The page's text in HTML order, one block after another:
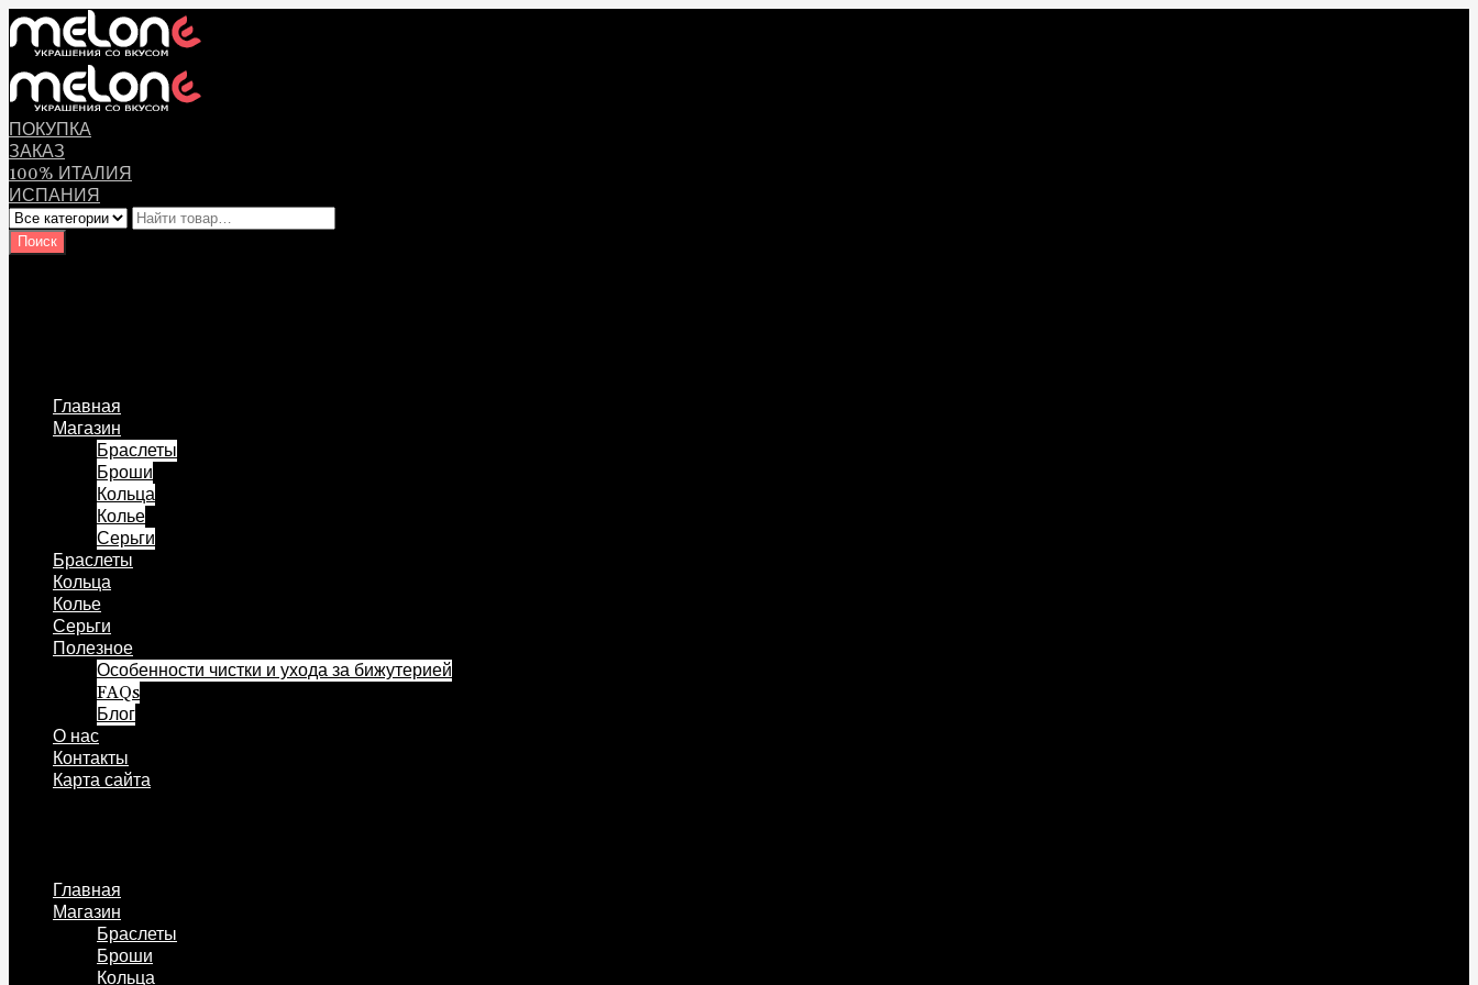
ПОКУПКА
ЗАКАЗ
100% ИТАЛИЯ
ИСПАНИЯ
Главная
Магазин
Браслеты
Броши
Кольца
Колье
Серьги
Браслеты
Кольца
Колье
Серьги
Полезное
Особенности чистки и ухода за бижутерией
FAQs
Блог
О нас
Контакты
Карта сайта
Главная
Магазин
Браслеты
Броши
Кольца